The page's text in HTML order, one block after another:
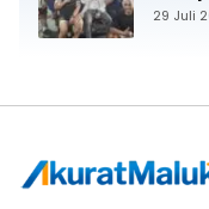
29 Juli